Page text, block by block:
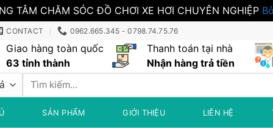
TÂM CHĂM SÓC ĐỒ CHƠI XE HƠI CHUYÊN NGHIỆP
CONTACT 0962.665.345 - 0798.74.75.76
Giao hàng toàn quốc
63 tỉnh thành
Thanh toán tại nhà
Nhận hàng trả tiền
Tìm
SẢN PHẨM GIỚI THIỆU LIÊN HỆ